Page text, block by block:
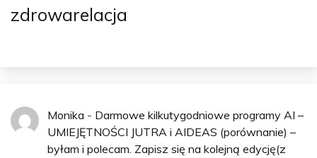
zdrowarelacja
Monika - Darmowe kilkutygodniowe programy AI –
UMIEJĘTNOŚCI JUTRA i AIDEAS (porównanie) –
byłam i polecam. Zapisz się na kolejną edycję(z